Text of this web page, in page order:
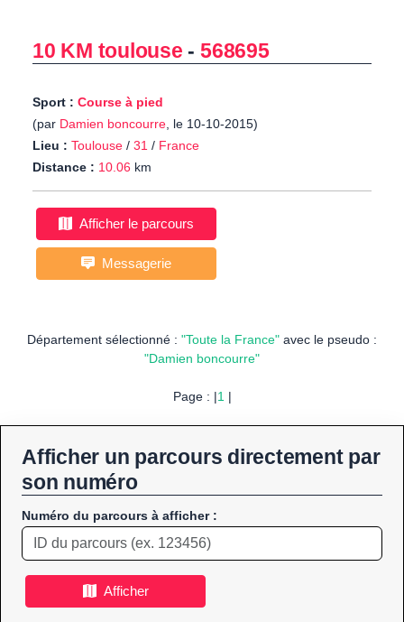
10 KM toulouse -568695
Sport : Course à pied
(par Damien boncourre, le 10-10-2015)
Lieu : Toulouse / 31 / France
Distance : 10.06 km
Afficher le parcours
Messagerie
Département sélectionné : "Toute la France" avec le pseudo :
"Damien boncourre"
Page : |1|
Afficher un parcours directement par
son numéro
Numéro du parcours à afficher :
Afficher